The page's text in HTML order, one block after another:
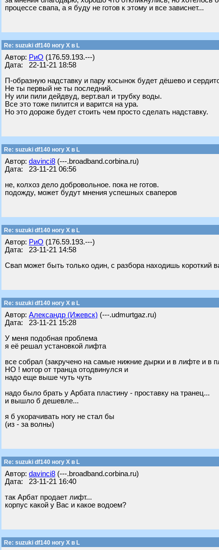
процессе свапа, а я буду не готов к этому и все зависнет...
Re: suzuki df140 ногу X в L
Автор: РиО (176.59.193.---)
Дата: 22-11-21 18:58
П-образную надставку и пару косынок будет дёшево и
Не ты первый не ты последний.
Ну или пили дейдвуд, верт.вал и трубку воды.
Все это тоже пилится и варится на ура.
Но это дороже будет стоить чем просто сделать надставку.
Re: suzuki df140 ногу X в L
Автор: davinci8 (---.broadband.corbina.ru)
Дата: 23-11-21 06:56
не, колхоз дело добровольное. пока не готов.
подожду, может будут мнения успешных сваперов
Re: suzuki df140 ногу X в L
Автор: РиО (176.59.193.---)
Дата: 23-11-21 14:58
Свап может быть только один, с разбора находишь короткий
Re: suzuki df140 ногу X в L
Автор: Александр (Ижевск) (---.udmurtgaz.ru)
Дата: 23-11-21 15:28
У меня подобная проблема
я её решал установкой лифта
все собрал (закручено на самые нижние дырки и в лифте и в
НО ! мотор от транца отодвинулся и
надо еще выше чуть чуть
надо было брать у Арбата пластину - проставку на транец...
и вышло б дешевле...
я б укорачивать ногу не стал бы
(из - за волны)
Re: suzuki df140 ногу X в L
Автор: davinci8 (---.broadband.corbina.ru)
Дата: 23-11-21 16:40
так Арбат продает лифт...
корпус какой у Вас и какое водоем?
Re: suzuki df140 ногу X в L